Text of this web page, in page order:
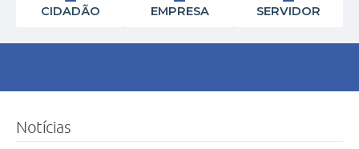
CIDADÃO EMPRESA SERVIDOR
Notícias